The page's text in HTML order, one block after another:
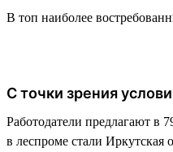
В топ наиболее
С точки зрения
Работодатели предлагают в
в леспроме стали Иркутская